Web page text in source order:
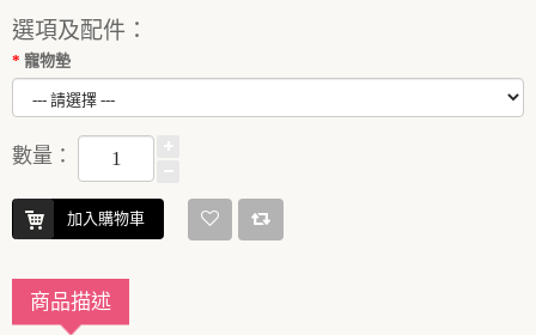
選項及配件：
寵物墊
數量：
加入購物車
商品描述